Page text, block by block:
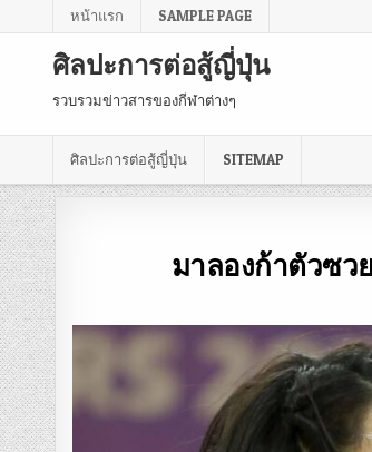
หน้าแรก SAMPLE PAGE
ศิลปะการต่อสู้ญี่ปุ่น
รวบรวมข่าวสารของกีฬาต่างๆ
ศิลปะการต่อสู้ญี่ปุ่น SITEMAP
มาลองก้าตัวซว